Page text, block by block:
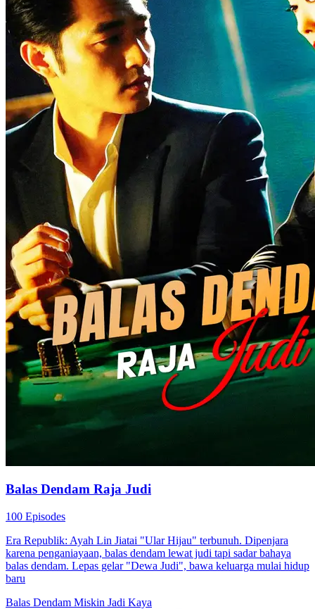
Balas Dendam Raja Judi
100 Episodes
Era Republik: Ayah Lin Jiatai "Ular Hijau" terbunuh. Dipenjara
karena penganiayaan, balas dendam lewat judi tapi sadar bahaya
balas dendam. Lepas gelar "Dewa Judi", bawa keluarga mulai hidup
baru
Balas Dendam Miskin Jadi Kaya